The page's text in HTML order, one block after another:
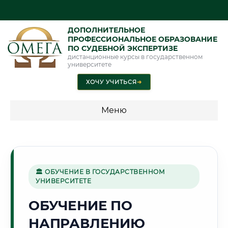
ДОПОЛНИТЕЛЬНОЕ
ПРОФЕССИОНАЛЬНОЕ ОБРАЗОВАНИЕ
ПО СУДЕБНОЙ ЭКСПЕРТИЗЕ
дистанционные курсы в государственном
университете
ХОЧУ УЧИТЬСЯ➜
Меню
специальности"
Стоимость по программам обучения "Судебная экспертиза"
Стоимость по программам обучения "Экспертиза"
🏛 ОБУЧЕНИЕ В ГОСУДАРСТВЕННОМ
УНИВЕРСИТЕТЕ
ОБУЧЕНИЕ ПО
НАПРАВЛЕНИЮ